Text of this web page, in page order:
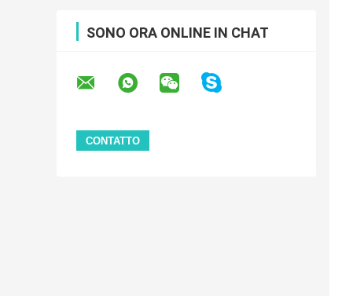
SONO ORA ONLINE IN CHAT